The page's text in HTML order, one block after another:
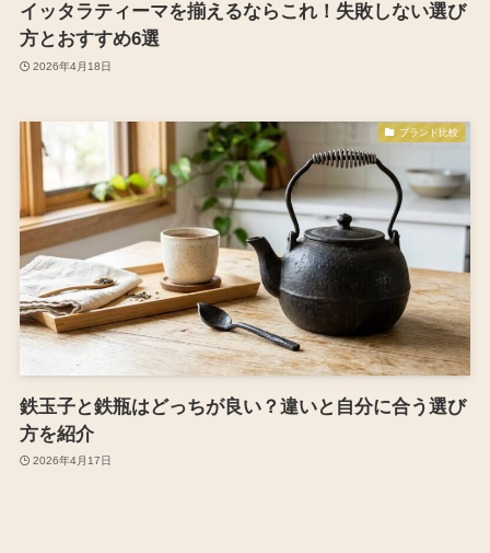
イッタラティーマを揃えるならこれ！失敗しない選び
方とおすすめ6選
2026年4月18日
ブランド比較
鉄玉子と鉄瓶はどっちが良い？違いと自分に合う選び
方を紹介
2026年4月17日